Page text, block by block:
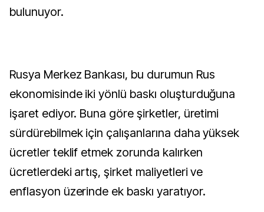
bulunuyor.
Rusya Merkez Bankası, bu durumun Rus
ekonomisinde iki yönlü baskı oluşturduğuna
işaret ediyor. Buna göre şirketler, üretimi
sürdürebilmek için çalışanlarına daha yüksek
ücretler teklif etmek zorunda kalırken
ücretlerdeki artış, şirket maliyetleri ve
enflasyon üzerinde ek baskı yaratıyor.